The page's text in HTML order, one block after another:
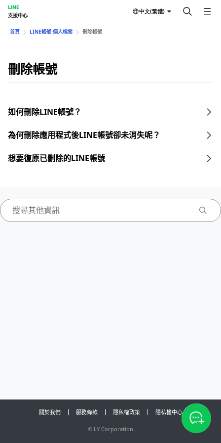
LINE
支援中心
中文(繁體)
首頁 LINE帳號⋅個人檔案 刪除帳號
刪除帳號
如何刪除LINE帳號？
為何刪除應用程式後LINE帳號卻未消失呢？
想要復原已刪除的LINE帳號
關於我們 服務條款 隱私權政策 隱私權中心
© LY Corporation